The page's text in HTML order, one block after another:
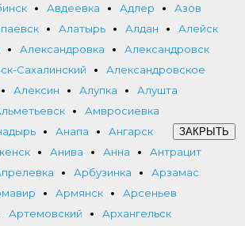
Авдеевка Адлер
Азов
Алатырь Алдан
Алейск
Александровка
Александровск
Сахалинский
Александровское
Алексин Алупка
Алушта
Амвросиевка
Анапа
Ангарск
Анива Анна
Антрацит
Арбузинка
Арзамас
Армянск
Арсеньев
Артемовский
Архангельск
ЗАКРЫТЬ